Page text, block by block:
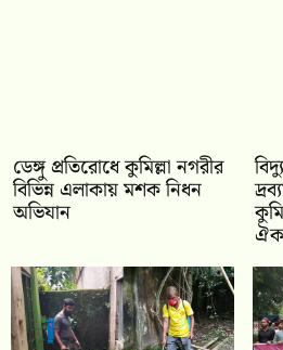
ডেঙ্গু প্রতিরোধে কুমিল্লা নগরীর
বিভিন্ন এলাকায় মশক নিধন
অভিযান